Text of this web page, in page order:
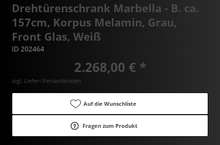
Drehtürenschrank Marbella - B. ca.
157cm, Korpus Melamin, Grau,
Front Glas, Weiß
ID 202464
2.268,00 € *
zzgl. Liefer-/Versandkosten
Auf die Wunschliste
Fragen zum Produkt